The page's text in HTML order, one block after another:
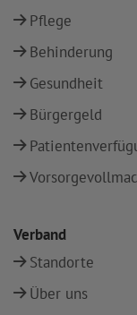
Pflege
Behinderung
Gesundheit
Bürgergeld
Verband
Standorte
Über uns